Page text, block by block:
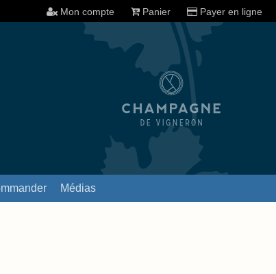
Mon compte Panier Payer en ligne
Médias